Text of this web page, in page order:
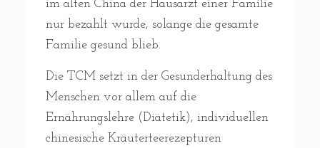
im alten China der Hausarzt einer Familie
nur bezahlt wurde, solange die gesamte
Familie gesund blieb.
Die TCM setzt in der Gesunderhaltung des
Menschen vor allem auf die
Ernährungslehre (Diätetik), individuellen
chinesische Kräuterteerezepturen